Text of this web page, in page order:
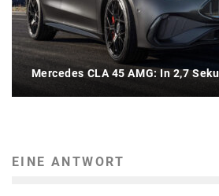
Mercedes CLA 45 AMG: In 2,7
EINE ANTWORT